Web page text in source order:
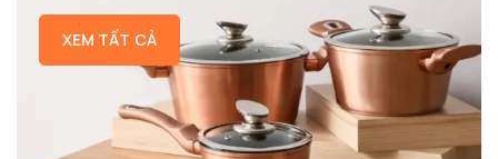
XEM TẤT CẢ